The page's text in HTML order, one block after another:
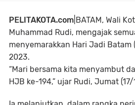
PELITAKOTA.com |BATAM, Wali
Muhammad Rudi, mengajak
menyemarakkan Hari Jadi Batam
2023.
“Mari bersama kita menyambut
HJB ke-194,” ujar Rudi, Jumat